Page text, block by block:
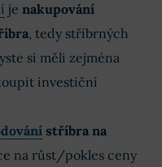
je nakupování
, tedy stříbrných
si měli zejména
investiční
stříbra na
na růst/pokles ceny